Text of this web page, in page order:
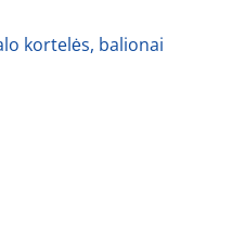
kortelės, balionai